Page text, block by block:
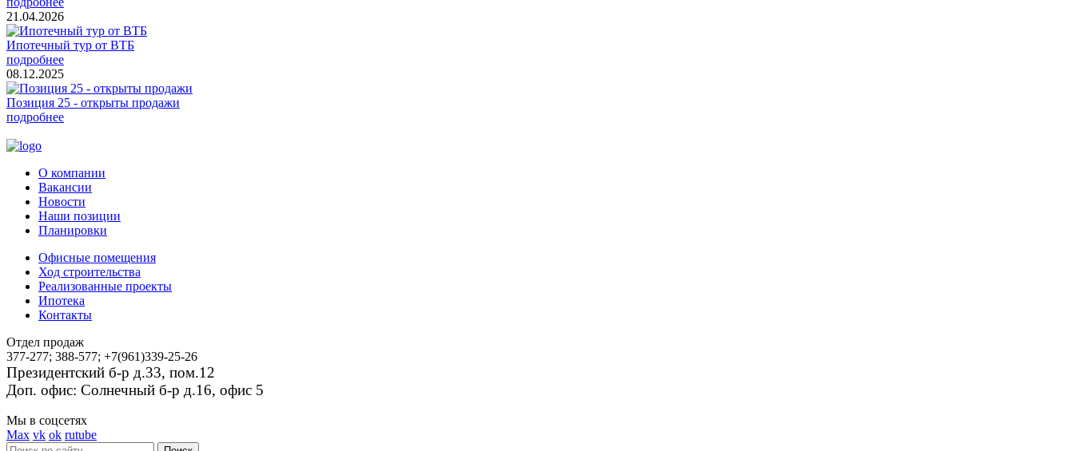
21.04.2026
Ипотечный тур от ВТБ
подробнее
08.12.2025
Позиция 25 - открыты продажи
подробнее
О компании
Вакансии
Новости
Наши позиции
Планировки
Офисные помещения
Ход строительства
Реализованные проекты
Ипотека
Контакты
Отдел продаж
377-277; 388-577; +7(961)339-25-26
Президентский б-р д.33, пом.12
Доп. офис: Солнечный б-р д.16, офис 5
Мы в соцсетях
Max vk ok rutube